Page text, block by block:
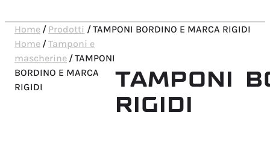
Home / Prodotti /TAMPONI BORDINO E MARCA RIGIDI
Home /Tamponi e
mascherine /TAMPONI
BORDINO E MARCA
RIGIDI
TAMPONI
RIGIDI